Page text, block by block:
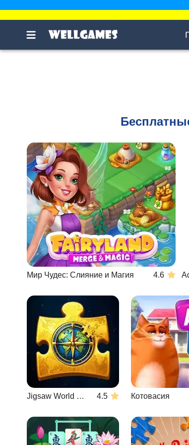
Мир Чудес: Слияние и Магия 4.6
Jigsaw World Challenge 4.5 Котовасия